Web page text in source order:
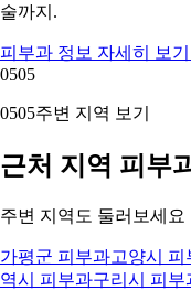
술까지.
피부과 정보 자세히 보기
0505
0505주변 지역 보기
근처 지역 피부
주변 지역도 둘러보세요
가평군 피부과고양시 피
역시 피부과구리시 피부